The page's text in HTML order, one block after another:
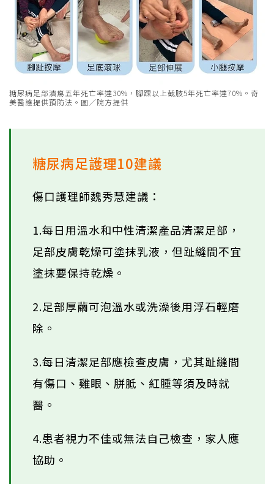
糖尿病足部潰瘍五年死亡率達30%，腳踝以上截肢5年死亡率達70%。奇
美醫護提供預防法。圖／院方提供
糖尿病足護理10建議
傷口護理師魏秀慧建議：
1.每日用溫水和中性清潔產品清潔足部，
足部皮膚乾燥可塗抹乳液，但趾縫間不宜
塗抹要保持乾燥。
2.足部厚繭可泡溫水或洗澡後用浮石輕磨
除。
3.每日清潔足部應檢查皮膚，尤其趾縫間
有傷口、雞眼、胼胝、紅腫等須及時就
醫。
4.患者視力不佳或無法自己檢查，家人應
協助。